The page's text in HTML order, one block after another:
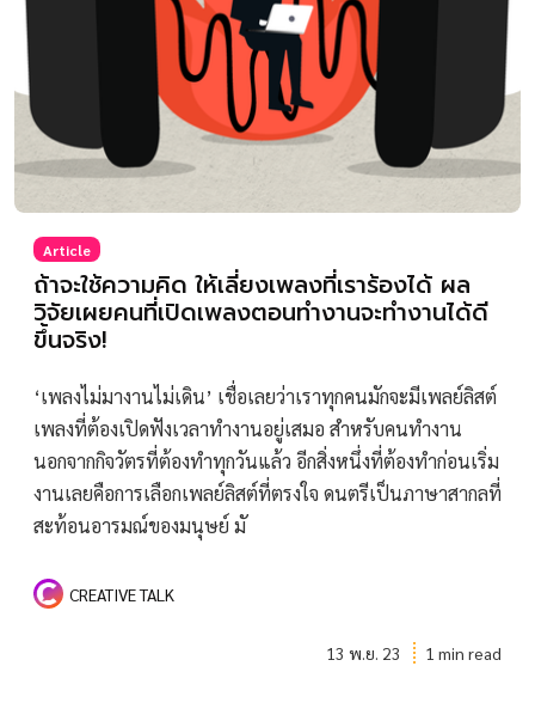
Article
ถ้าจะใช้ความคิด ให้เลี่ยงเพลงที่เราร้องได้ ผล
วิจัยเผยคนที่เปิดเพลงตอนทำงานจะทำงานได้ดี
ขึ้นจริง!
‘เพลงไม่มางานไม่เดิน’ เชื่อเลยว่าเราทุกคนมักจะมีเพลย์ลิสต์
เพลงที่ต้องเปิดฟังเวลาทำงานอยู่เสมอ สำหรับคนทำงาน
นอกจากกิจวัตรที่ต้องทำทุกวันแล้ว อีกสิ่งหนึ่งที่ต้องทำก่อนเริ่ม
งานเลยคือการเลือกเพลย์ลิสต์ที่ตรงใจ ดนตรีเป็นภาษาสากลที่
สะท้อนอารมณ์ของมนุษย์ มั
CREATIVE TALK
13 พ.ย. 23 1 min read